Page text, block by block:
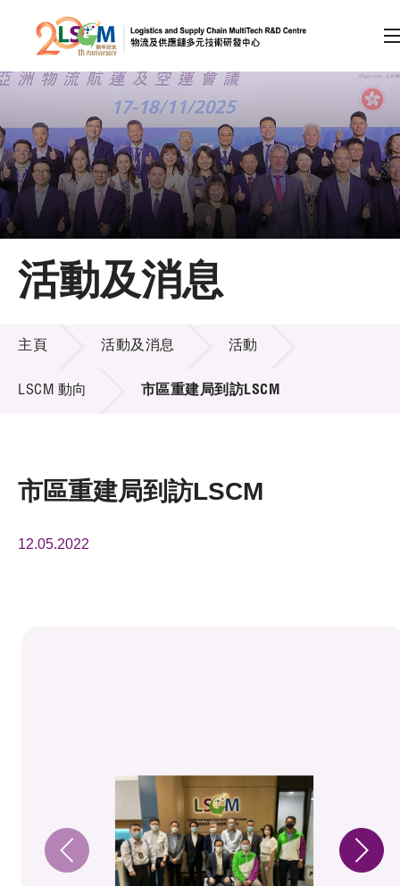
跳到內容（按回車鍵）
會員登入
A A EN 繁 简
主頁
關於LSCM
技術商品化
項目及資助計劃
活動及消息
活動及消息
活動及消息
主頁 活動及消息 活動
LSCM 動向 市區重建局到訪LSCM
市區重建局到訪LSCM
12.05.2022